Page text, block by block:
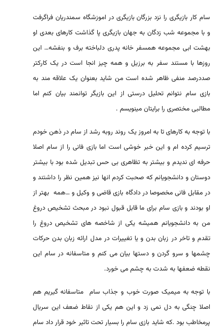
سام کار بازیگری را نزد بزرگان بازیگری در اموزشگاه سمندریان فراگرفت
و با مجموعه شب زدگان به جهان بازیگری پا گذاشت کارهای بعدی او
بهشت ابی مجموعه همسفر خانه پدری دلباخته برف و بنفشه… این
روزها با مستند سفر به برزیل و همه چیز انجا است در یک کارکتر
صددرصد منفی ظاهر شده است من شاید بعنوان یک علاقه مند به
بازی سام نتوانم تحلیل درستی از این بازیگر توانمند بیان کنم اما
مطالبی مختصری را برایتان مینویسم .
با توجه به کارهای تا به امروز یک روند روبه رشد از سام در ذهن خودم
ترسیم کرده ام و این خبر خوشی است اما بازی فانی را از سام اصلا
حرفه ای ندیدم و بیشتر به تظاهری بی حس تبدیل شده بود با بیشتر
دوستان و دانشجویانم که صحبت کردم انها نیز همین نظر را داشتند و
در مقابل فانی مخصوصا در دادگاه بازی قاضی و وکیل و …همه بهتر از
او بودند و بازی سام برای ما قابل قبول نبود در مبحث تشخیص دروغ
من به دانشجویانم همیشه یکی از شاخصه های تشخیص دروغ را
تقدم و تاخر در زبان بدن و یا تغییرات در مدل ارائه زبان بدن حرکات
چشمها و سرو گردن و دستها بیان می کنم و متاسفانه در سام این
نقطه ضعفها به شدت به چشم می خورد.
با توجه به میمیک صورت خوب و جذاب سام متاسفانه گیریم هم
اصلا چنگی به دل نمی زد و این هم یکی از نقاط ضعف این سریال
پرمخاطب بود .که شاید بازی سام را بسیار تحت تاثیر خود قرار داد سام